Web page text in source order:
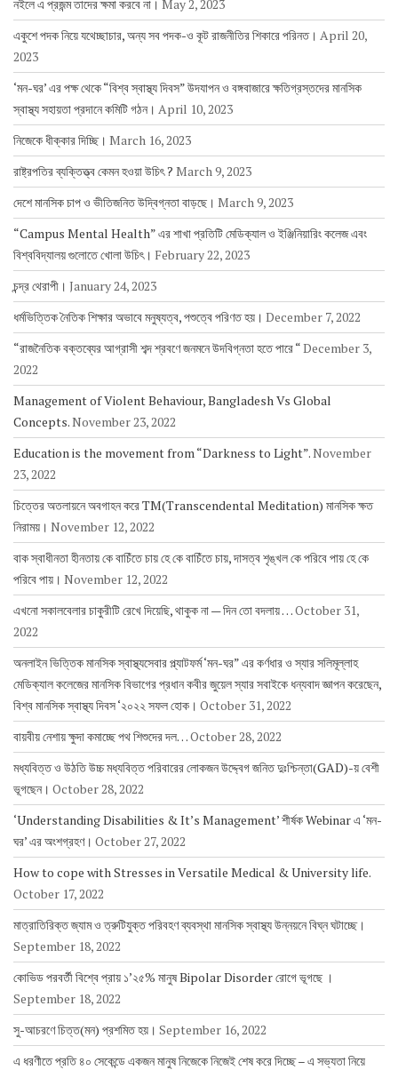
নইলে এ প্রজন্ম তাদের ক্ষমা করবে না। May 2, 2023
একুশে পদক নিয়ে যথেচ্ছাচার, অন্য সব পদক-ও কূট রাজনীতির শিকারে পরিনত। April 20,
2023
‘মন-ঘর’ এর পক্ষ থেকে “বিশ্ব স্বাস্থ্য দিবস” উদযাপন ও বঙ্গবাজারে ক্ষতিগ্রস্তদের মানসিক
স্বাস্থ্য সহায়তা প্রদানে কমিটি গঠন। April 10, 2023
নিজেকে ধীক্কার দিচ্ছি। March 16, 2023
রাষ্ট্রপতির ব্যক্তিত্ত্ব কেমন হওয়া উচিৎ ? March 9, 2023
দেশে মানসিক চাপ ও ভীতিজনিত উদ্বিগ্নতা বাড়ছে। March 9, 2023
“Campus Mental Health” এর শাখা প্রতিটি মেডিক্যাল ও ইঞ্জিনিয়ারিং কলেজ এবং
বিশ্ববিদ্যালয় গুলোতে খোলা উচিৎ। February 22, 2023
চন্দ্র থেরাপী। January 24, 2023
ধর্মভিত্তিক নৈতিক শিক্ষার অভাবে মনুষ্যত্ব, পশুত্বে পরিণত হয়। December 7, 2022
“রাজনৈতিক বক্তব্যের আগ্রাসী শব্দ শ্রবণে জনমনে উদবিগ্নতা হতে পারে “December 3,
2022
Management of Violent Behaviour, Bangladesh Vs Global
Concepts.November 23, 2022
Education is the movement from “Darkness to Light”.November
23, 2022
চিত্তের অতলায়নে অবগাহন করে TM(Transcendental Meditation) মানসিক ক্ষত
নিরাময়। November 12, 2022
বাক স্বাধীনতা হীনতায় কে বাচিঁতে চায় হে কে বাচিঁতে চায়, দাসত্ব শৃঙ্খল কে পরিবে পায় হে কে
পরিবে পায়। November 12, 2022
এখনো সকালবেলার চাকুরীটি রেখে দিয়েছি, থাকুক না — দিন তো বদলায় …October 31,
2022
অনলাইন ভিত্তিক মানসিক স্বাস্থ্যসেবার প্ল্যাটফর্ম ‘মন-ঘর” এর কর্ণধার ও স্যার সলিমূল্লাহ
মেডিক্যাল কলেজের মানসিক বিভাগের প্রধান কবীর জুয়েল স্যার সবাইকে ধন্যবাদ জ্ঞাপন করেছেন,
বিশ্ব মানসিক স্বাস্থ্য দিবস ‘২০২২ সফল হোক। October 31, 2022
বায়বীয় নেশায় ক্ষুদা কমাচ্ছে পথ শিশুদের দল…October 28, 2022
মধ্যবিত্ত ও উঠতি উচ্চ মধ্যবিত্ত পরিবারের লোকজন উদ্দ্বেগ জনিত দুঃশ্চিন্তা(GAD)-য় বেশী
ভূগছেন। October 28, 2022
‘Understanding Disabilities & It’s Management’ শীর্ষক Webinar এ ‘মন-
ঘর’ এর অংশগ্রহণ। October 27, 2022
How to cope with Stresses in Versatile Medical & University life.
October 17, 2022
মাত্রাতিরিক্ত জ্যাম ও ত্রুটিযুক্ত পরিবহণ ব্যবস্থা মানসিক স্বাস্থ্য উন্নয়নে বিঘ্ন ঘটাচ্ছে।
September 18, 2022
কোভিড পরবর্তী বিশ্বে প্রায় ১’২৫% মানুষ Bipolar Disorder রোগে ভূগছে ।
September 18, 2022
সু-আচরণে চিত্ত(মন) প্রশমিত হয়। September 16, 2022
এ ধরণীতে প্রতি ৪০ সেকেন্ডে একজন মানুষ নিজেকে নিজেই শেষ করে দিচ্ছে – এ সভ্যতা নিয়ে